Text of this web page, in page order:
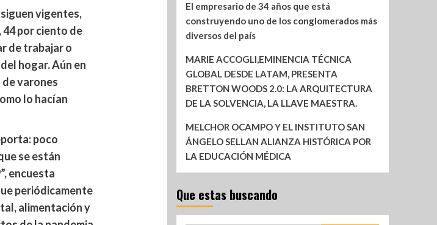
vigentes,
44 por ciento de
de trabajar o
hogar. Aún en
de varones
lo hacían
poco
se están
encuesta
periódicamente
alimentación y
El empresario de 34 años que está
construyendo uno de los conglomerados más
diversos del país
MARIE ACCOGLI,EMINENCIA TÉCNICA
GLOBAL DESDE LATAM, PRESENTA
BRETTON WOODS 2.0: LA ARQUITECTURA
DE LA SOLVENCIA, LA LLAVE MAESTRA.
MELCHOR OCAMPO Y EL INSTITUTO SAN
ÁNGELO SELLAN ALIANZA HISTÓRICA POR
LA EDUCACIÓN MÉDICA
Que estas buscando